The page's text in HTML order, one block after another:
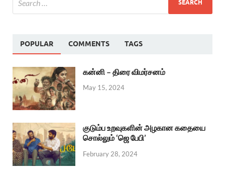
POPULAR COMMENTS TAGS
கன்னி – திரை விமர்சனம்
May 15, 2024
குடும்ப உறவுகளின் அழகான கதையை
சொல்லும் ‘ஜெ பேபி’
February 28, 2024